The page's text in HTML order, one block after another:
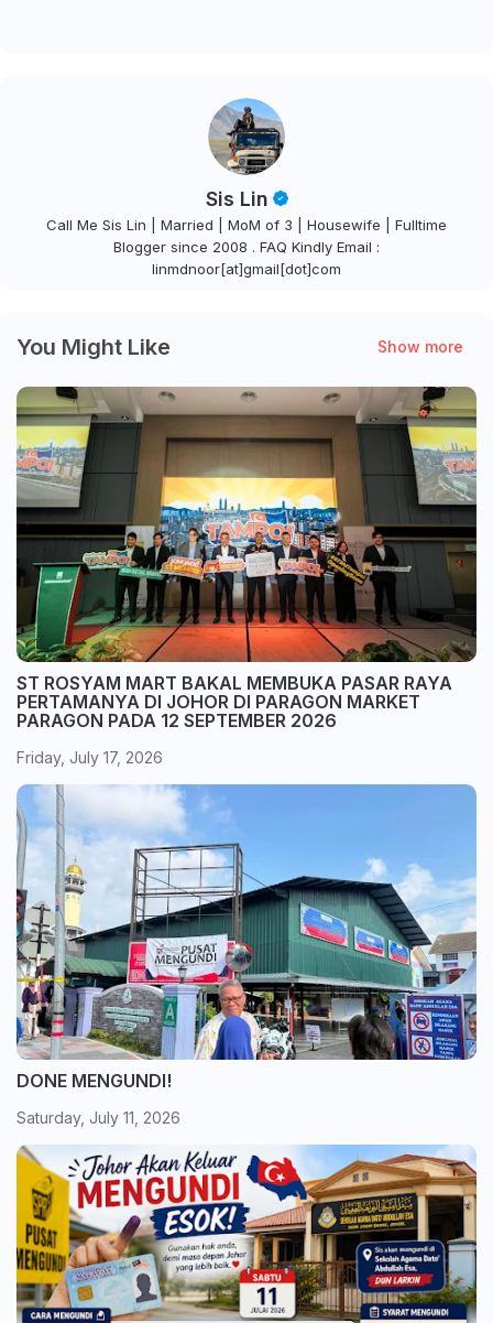
Sis Lin
Call Me Sis Lin | Married | MoM of 3 | Housewife | Fulltime
Blogger since 2008 . FAQ Kindly Email :
linmdnoor[at]gmail[dot]com
You Might Like Show more
ST ROSYAM MART BAKAL MEMBUKA PASAR RAYA
PERTAMANYA DI JOHOR DI PARAGON MARKET
PARAGON PADA 12 SEPTEMBER 2026
Friday, July 17, 2026
DONE MENGUNDI!
Saturday, July 11, 2026